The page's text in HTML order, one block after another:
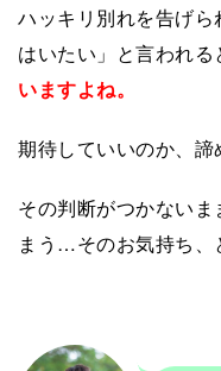
ハッキリ別れを告げ
はいたい」と言われる
いますよね。
期待していいのか、諦
その判断がつかない
まう…そのお気持ち、